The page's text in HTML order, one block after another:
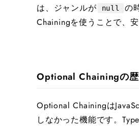
は、ジャンルが
null
の
Chainingを使うことで、
Optional Chainingの
Optional Chainingは
しなかった機能です。